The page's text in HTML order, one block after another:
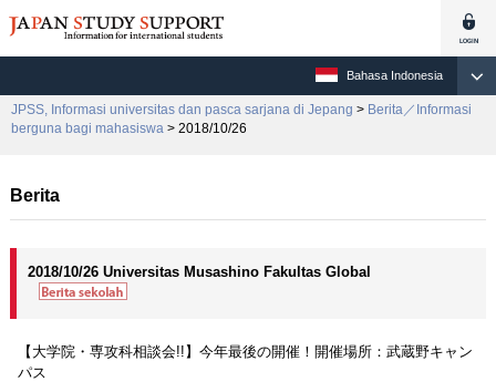
Bahasa Indonesia
JPSS, Informasi universitas dan pasca sarjana di Jepang > Berita／Informasi
berguna bagi mahasiswa > 2018/10/26
Berita
2018/10/26 Universitas Musashino Fakultas Global
【大学院・専攻科相談会!!】今年最後の開催！開催場所：武蔵野キャン
パス